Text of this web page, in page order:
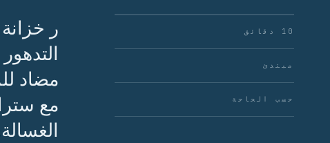
10 دقائق
مبتدئ
حسب الحاجة
ر
مضاد
مع